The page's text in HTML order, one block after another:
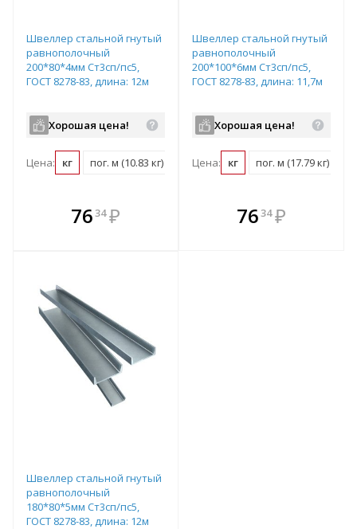
Швеллер стальной гнутый
равнополочный
200*80*4мм Ст3сп/пс5,
ГОСТ 8278-83, длина: 12м
Хорошая цена!
Цена: кг пог. м (10.83 кг) шт (129.96 кг) т (1000 кг)
7634 ₽
В комплекте
всегда выгоднее!
Швеллер стальной гнутый
равнополочный
200*100*6мм Ст3сп/пс5,
ГОСТ 8278-83, длина: 11,7м
Хорошая цена!
Цена: кг пог. м (17.79 кг)
В комплекте
всегда выгоднее!
7634 ₽
Швеллер стальной гнутый
равнополочный
180*80*5мм Ст3сп/пс5,
ГОСТ 8278-83, длина: 12м